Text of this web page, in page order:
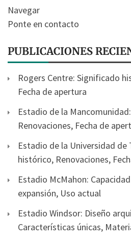
Navegar
Ponte en contacto
PUBLICACIONES
Rogers Centre: Significado
Fecha de apertura
Estadio de la
Renovaciones, Fecha de
Estadio de la Universidad
histórico, Renovaciones,
Estadio McMahon:
expansión, Uso actual
Estadio Windsor: Diseño
Características únicas,